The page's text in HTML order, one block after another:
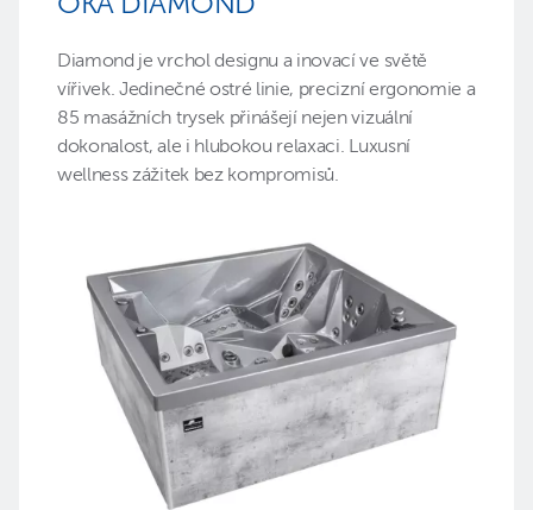
Diamond je vrchol designu a inovací ve světě
vířivek. Jedinečné ostré linie, precizní ergonomie a
85 masážních trysek přinášejí nejen vizuální
dokonalost, ale i hlubokou relaxaci. Luxusní
wellness zážitek bez kompromisů.